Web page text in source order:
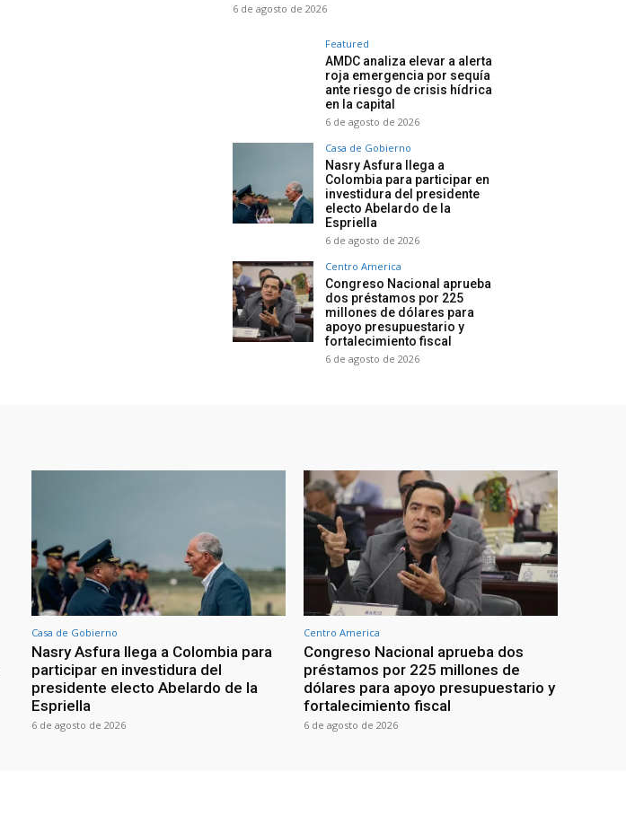
6 de agosto de 2026
Featured
AMDC analiza elevar a alerta
roja emergencia por sequía
ante riesgo de crisis hídrica
en la capital
6 de agosto de 2026
Casa de Gobierno
Nasry Asfura llega a
Colombia para participar en
investidura del presidente
electo Abelardo de la
Espriella
6 de agosto de 2026
Centro America
Congreso Nacional aprueba
dos préstamos por 225
millones de dólares para
apoyo presupuestario y
fortalecimiento fiscal
6 de agosto de 2026
Casa de Gobierno
Nasry Asfura llega a Colombia para
participar en investidura del
presidente electo Abelardo de la
Espriella
6 de agosto de 2026
Centro America
Congreso Nacional aprueba dos
préstamos por 225 millones de
dólares para apoyo presupuestario y
fortalecimiento fiscal
6 de agosto de 2026